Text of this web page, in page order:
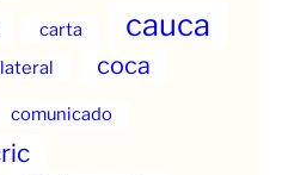
carta cauca
coca
comunicado